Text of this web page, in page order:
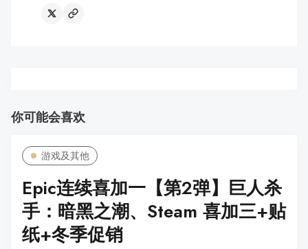
你可能会喜欢
游戏及其他
Epic连续喜加一【第2弹】巨人杀
手：暗黑之潮、Steam 喜加三+贴
纸+冬季促销